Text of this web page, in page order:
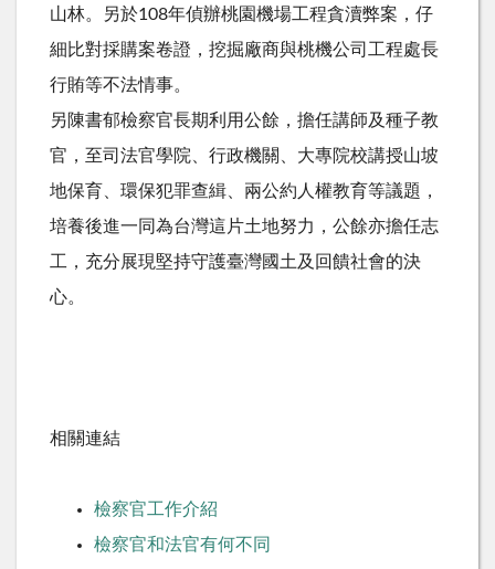
山林。另於108年偵辦桃園機場工程貪瀆弊案，仔
細比對採購案卷證，挖掘廠商與桃機公司工程處長
行賄等不法情事。
另陳書郁檢察官長期利用公餘，擔任講師及種子教
官，至司法官學院、行政機關、大專院校講授山坡
地保育、環保犯罪查緝、兩公約人權教育等議題，
培養後進一同為台灣這片土地努力，公餘亦擔任志
工，充分展現堅持守護臺灣國土及回饋社會的決
心。
相關連結
檢察官工作介紹
檢察官和法官有何不同